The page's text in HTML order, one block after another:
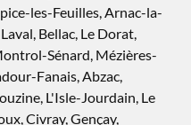
les-Feuilles, Arnac-la-
Bellac, Le Dorat,
Sénard, Mézières-
Fanais, Abzac,
L'Isle-Jourdain, Le
Civray, Gençay,